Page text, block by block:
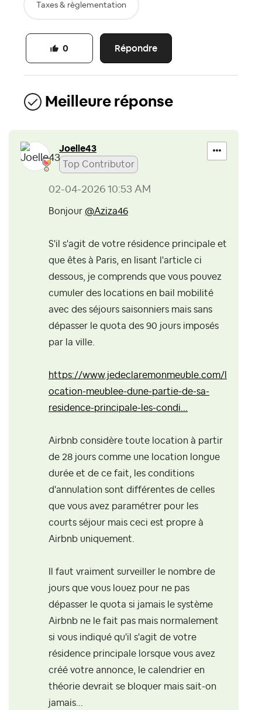
Taxes & règlementation
Répondre
0
Meilleure réponse
Joelle43
Top Contributor
‎02-04-2026 10:53 AM
Bonjour @Aziza46
S'il s'agit de votre résidence principale et
que êtes à Paris, en lisant l'article ci
dessous, je comprends que vous pouvez
cumuler des locations en bail mobilité
avec des séjours saisonniers mais sans
dépasser le quota des 90 jours imposés
par la ville.
https://www.jedeclaremonmeuble.com/l
ocation-meublee-dune-partie-de-sa-
residence-principale-les-condi...
Airbnb considère toute location à partir
de 28 jours comme une location longue
durée et de ce fait, les conditions
d'annulation sont différentes de celles
que vous avez paramétrer pour les
courts séjour mais ceci est propre à
Airbnb uniquement.
Il faut vraiment surveiller le nombre de
jours que vous louez pour ne pas
dépasser le quota si jamais le système
Airbnb ne le fait pas mais normalement
si vous indiqué qu'il s'agit de votre
résidence principale lorsque vous avez
créé votre annonce, le calendrier en
théorie devrait se bloquer mais sait-on
jamais...